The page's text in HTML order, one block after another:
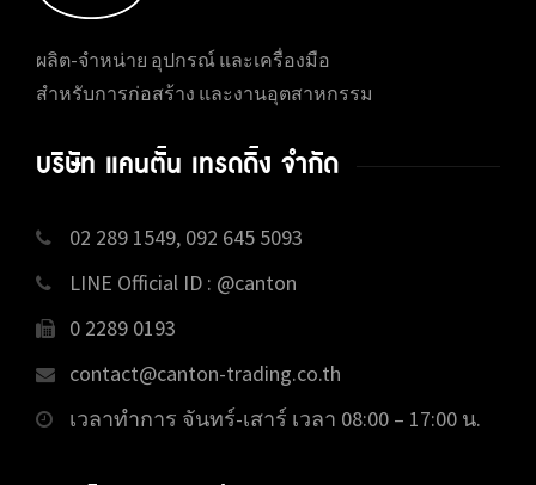
ผลิต-จำหน่าย อุปกรณ์ และเครื่องมือ
สำหรับการก่อสร้าง และงานอุตสาหกรรม
บริษัท แคนตั้น เทรดดิ้ง จำกัด
02 289 1549, 092 645 5093
LINE Official ID : @canton
0 2289 0193
contact@canton-trading.co.th
เวลาทำการ จันทร์-เสาร์ เวลา 08:00 – 17:00 น.